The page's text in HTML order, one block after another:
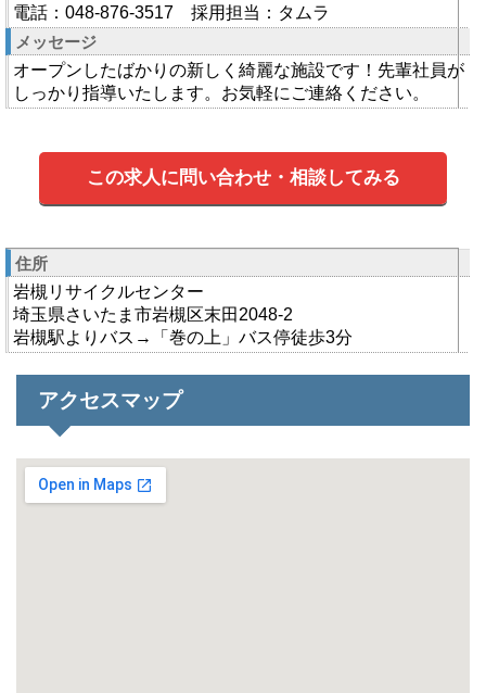
電話：048-876-3517 採用担当：タムラ
メッセージ
オープンしたばかりの新しく綺麗な施設です！先輩社員が
しっかり指導いたします。お気軽にご連絡ください。
この求人に問い合わせ・相談してみる
住所
岩槻リサイクルセンター
埼玉県さいたま市岩槻区末田2048-2
岩槻駅よりバス→「巻の上」バス停徒歩3分
アクセスマップ